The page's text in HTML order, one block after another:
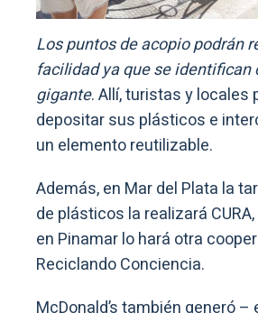
Los puntos de acopio podrán
facilidad ya que se identifican
gigante. Allí, turistas y locales
depositar sus plásticos e
un elemento reutilizable.
Además, en Mar del Plata la
de plásticos la realizará
en Pinamar lo hará otra
Reciclando Conciencia.
McDonald’s también generó –